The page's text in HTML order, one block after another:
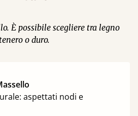
È possibile scegliere tra legno
tenero o duro.
aspettati nodi e